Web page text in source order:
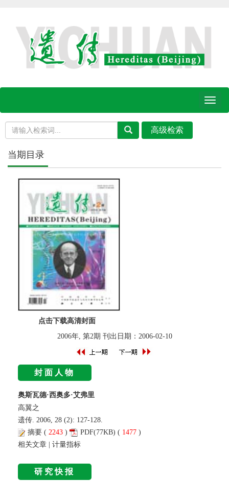
Toggle
当期目录
点击下载高清封面
2006年, 第2期 刊出日期：2006-02-10
封面人物
奥斯瓦德·西奥多·艾弗里
高翼之
遗传. 2006, 28 (2): 127-128.
摘要 ( 2243 ) PDF(77KB) ( 1477 )
相关文章 | 计量指标
研究快报